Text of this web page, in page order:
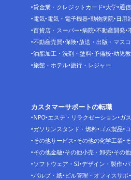
貸金業・クレジットカード 大学 通
電気 電気・電子機器 動物病院 日用
百貨店・スーパー 病院 不動産開発
不動産売買 保険 放送・出版・マスコ
油脂加工・洗剤・塗料 予備校 幼児
旅館・ホテル 旅行・レジャー
カスタマーサポートの転職
NPO エステ・リラクゼーション ガス
ガソリンスタンド・燃料 ゴム製品
その他サービス その他の化学工業
その他金融 その他小売・卸売 その
ソフトウェア・SI デザイン・製作
パルプ・紙 ビル管理・オフィスサポ